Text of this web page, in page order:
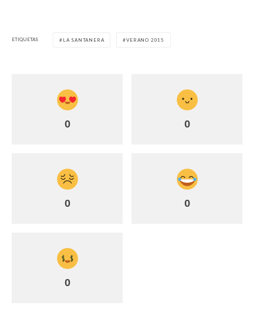
ETIQUETAS LA SANTANERA VERANO 2015
0 0
0 0
0